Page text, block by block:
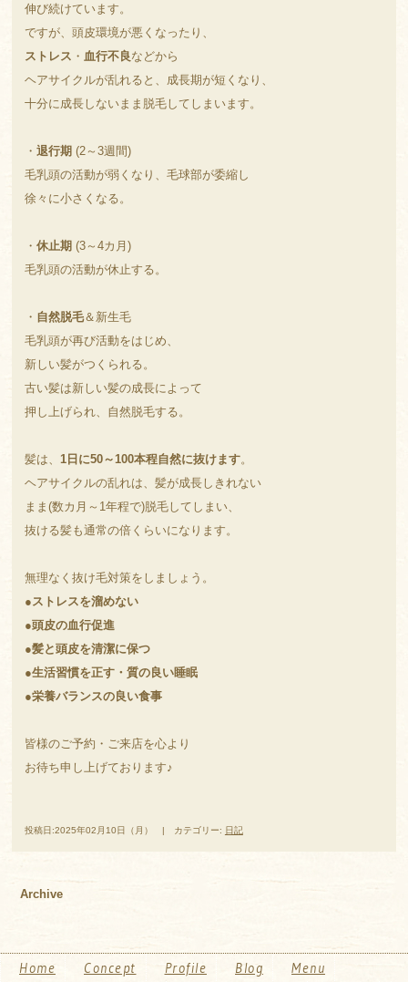
伸び続けています。
ですが、頭皮環境が悪くなったり、
ストレス ・ 血行不良などから
ヘアサイクルが乱れると、成長期が短くなり、
十分に成長しないまま脱毛してしまいます。
・ 退行期 (2～3週間)
毛乳頭の活動が弱くなり、毛球部が委縮し
徐々に小さくなる。
・ 休止期 (3～4カ月)
毛乳頭の活動が休止する。
・ 自然脱毛＆新生毛
毛乳頭が再び活動をはじめ、
新しい髪がつくられる。
古い髪は新しい髪の成長によって
押し上げられ、自然脱毛する。
髪は、 1日に50～100本程自然に抜けます。
ヘアサイクルの乱れは、髪が成長しきれない
まま(数カ月～1年程で)脱毛してしまい、
抜ける髪も通常の倍くらいになります。
無理なく抜け毛対策をしましょう。
● ストレスを溜めない
●頭皮の血行促進
●髪と頭皮を清潔に保つ
●生活習慣を正す・質の良い睡眠
●栄養バランスの良い食事
皆様のご予約・ご来店を心より
お待ち申し上げております♪
投稿日:2025年02月10日（月） | カテゴリー: 日記
Archive
Home Concept Profile Blog Menu